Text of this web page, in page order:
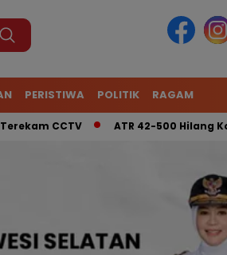
PERISTIWA POLITIK RAGAM
CCTV ATR 42-500 Hilang